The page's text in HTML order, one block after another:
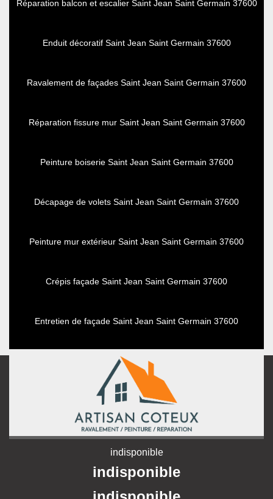
Réparation balcon et escalier Saint Jean Saint Germain 37600
Enduit décoratif Saint Jean Saint Germain 37600
Ravalement de façades Saint Jean Saint Germain 37600
Réparation fissure mur Saint Jean Saint Germain 37600
Peinture boiserie Saint Jean Saint Germain 37600
Décapage de volets Saint Jean Saint Germain 37600
Peinture mur extérieur Saint Jean Saint Germain 37600
Crépis façade Saint Jean Saint Germain 37600
Entretien de façade Saint Jean Saint Germain 37600
indisponible
indisponible